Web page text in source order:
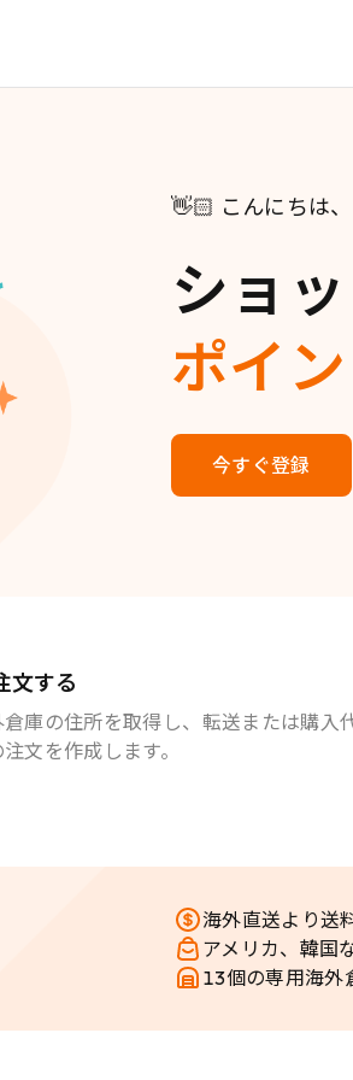
👋🏻 こんにちは
ショ
ポイ
今すぐ登録
文する
倉庫の住所を取得し、転送または購入
文を作成します。
海外直送より送
アメリカ、韓国
13個の専用海外